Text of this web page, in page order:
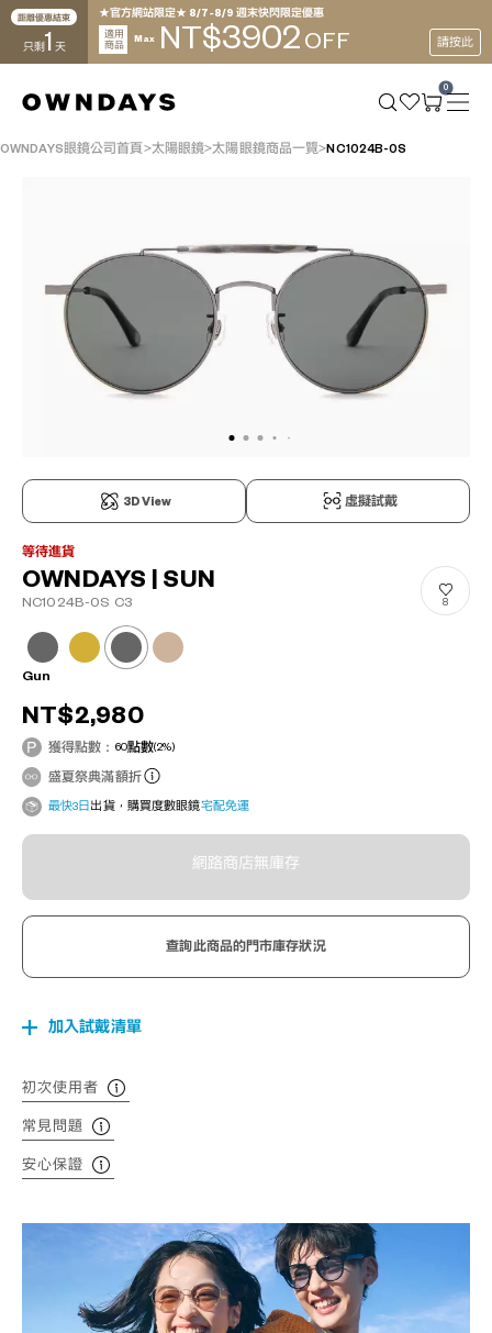
距離優惠結束
只剩1 天
★官方網站限定★ 8/7~8/9 週末快閃限定優惠
適用
商品
Max NT$3902 OFF 請按此
0
OWNDAYS眼鏡公司首頁 太陽眼鏡 太陽眼鏡商品一覽 NC1024B-0S
3D View 虛擬試戴
等待進貨
OWNDAYS | SUN
NC1024B-0S C3 8
Gun
NT$2,980
獲得點數： 60點數(2%)
盛夏祭典滿額折
最快3日 出貨，購買度數眼鏡宅配免運
網路商店無庫存
查詢此商品的門市庫存狀況
加入試戴清單
初次使用者
常見問題
安心保證